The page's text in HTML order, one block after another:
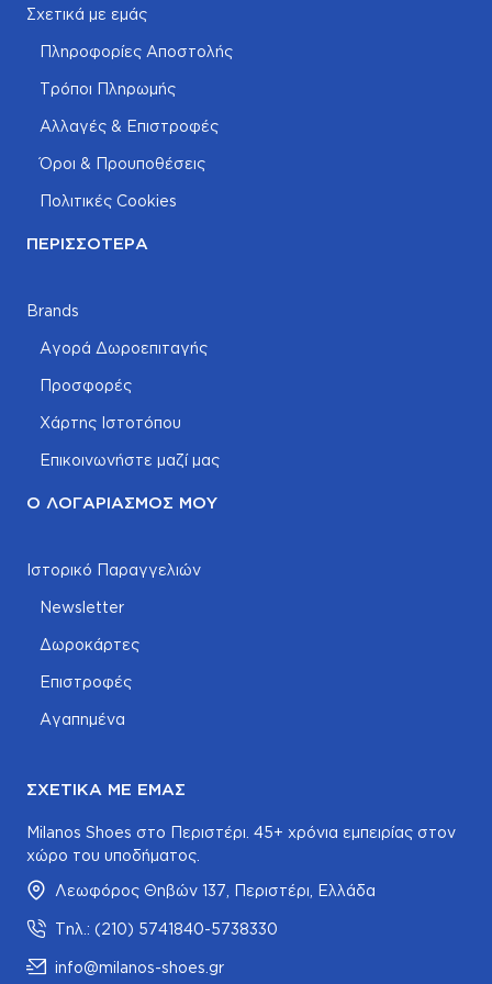
Σχετικά με εμάς
Πληροφορίες Αποστολής
Τρόποι Πληρωμής
Αλλαγές & Επιστροφές
Όροι & Προυποθέσεις
Πολιτικές Cookies
ΠΕΡΙΣΣΌΤΕΡΑ
Brands
Αγορά Δωροεπιταγής
Προσφορές
Χάρτης Ιστοτόπου
Επικοινωνήστε μαζί μας
Ο ΛΟΓΑΡΙΑΣΜΌΣ ΜΟΥ
Ιστορικό Παραγγελιών
Newsletter
Δωροκάρτες
Επιστροφές
Αγαπημένα
ΣΧΕΤΙΚΆ ΜΕ ΕΜΆΣ
Milanos Shoes στο Περιστέρι. 45+ χρόνια εμπειρίας στον
χώρο του υποδήματος.
Λεωφόρος Θηβών 137, Περιστέρι, Ελλάδα
Τηλ.: (210) 5741840-5738330
info@milanos-shoes.gr